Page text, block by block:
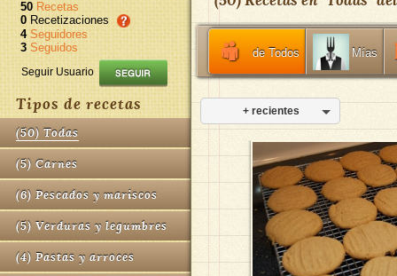
50 Recetas
0 Recetizaciones
4 Seguidores
3 Seguidos
Seguir Usuario
Tipos de recetas
(50) Todas
(5) Carnes
(6) Pescados y mariscos
(5) Verduras y legumbres
(4) Pastas y arroces
de Todos Mías
+ recientes